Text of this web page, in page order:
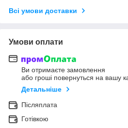
Всі умови доставки
Умови оплати
Ви отримаєте замовлення
або гроші повернуться на вашу
Детальніше
Післяплата
Готівкою